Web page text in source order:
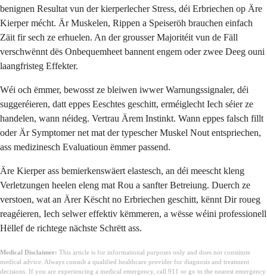
benignen Resultat vun der kierperlecher Stress, déi Erbriechen op Äre
Kierper mécht. Är Muskelen, Rippen a Speiseröh brauchen einfach
Zäit fir sech ze erhuelen. An der grousser Majoritéit vun de Fäll
verschwënnt dës Onbequemheet bannent engem oder zwee Deeg ouni
laangfristeg Effekter.
Wéi och ëmmer, bewosst ze bleiwen iwwer Warnungssignaler, déi
suggeréieren, datt eppes Eeschtes geschitt, erméiglecht Iech séier ze
handelen, wann néideg. Vertrau Ärem Instinkt. Wann eppes falsch fillt
oder Är Symptomer net mat der typescher Muskel Nout entspriechen,
ass medizinesch Evaluatioun ëmmer passend.
Äre Kierper ass bemierkenswäert elastesch, an déi meescht kleng
Verletzungen heelen eleng mat Rou a sanfter Betreiung. Duerch ze
verstoen, wat an Ärer Këscht no Erbriechen geschitt, kënnt Dir roueg
reagéieren, Iech selwer effektiv këmmeren, a wësse wéini professionell
Hëllef de richtege nächste Schrëtt ass.
Medical Disclaimer: This article is for informational purposes only and does not constitute
medical advice. Always consult a qualified healthcare provider for diagnosis and treatment
decisions. If you are experiencing a medical emergency, call 911 or go to the nearest emergency